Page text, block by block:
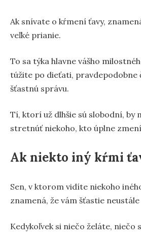
Ak snívate o kŕmení ťavy,
veľké prianie.
To sa týka hlavne vášho
túžite po dieťati,
šťastnú správu.
Tí, ktorí už dlhšie sú slobodní, by
stretnúť niekoho, kto úplne
Ak niekto iný kŕmi
Sen, v ktorom vidíte niekoho
znamená, že vám šťastie neustále
Kedykoľvek si niečo želáte, niečo